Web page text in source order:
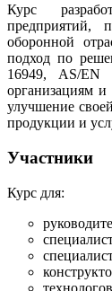
Курс
предприятий,
оборонной
подход по
16949, AS/
организациям и
улучшение
продукции и
Участники
Курс для:
технологов